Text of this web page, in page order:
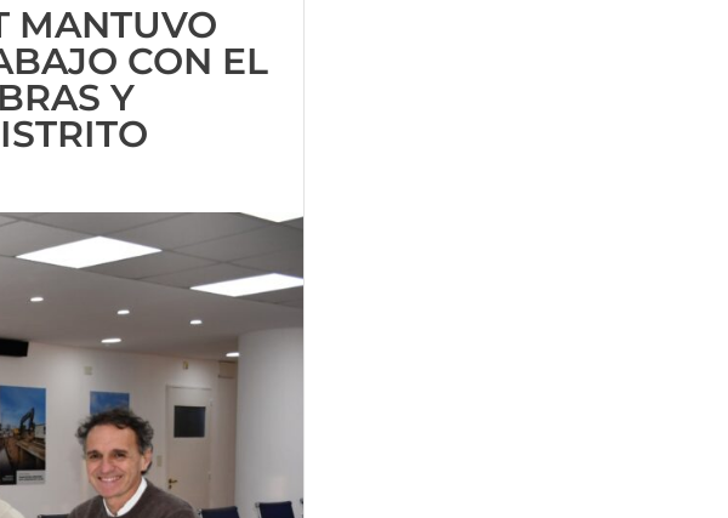
MANTUVO
CON EL
Y